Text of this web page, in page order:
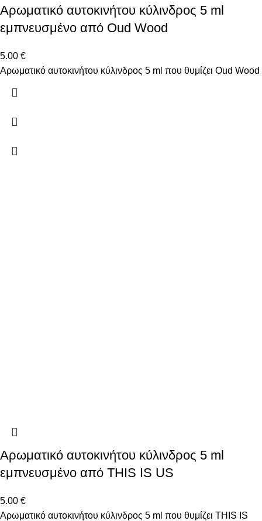
Αρωματικό αυτοκινήτου κύλινδρος 5 ml
εμπνευσμένο από Oud Wood
5.00 €
Αρωματικό αυτοκινήτου κύλινδρος 5 ml που θυμίζει Oud Wood
Αρωματικό αυτοκινήτου κύλινδρος 5 ml
εμπνευσμένο από THIS IS US
5.00 €
Αρωματικό αυτοκινήτου κύλινδρος 5 ml που θυμίζει THIS IS